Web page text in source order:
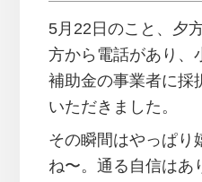
5月22日のこと、夕
方から電話があり、
補助金の事業者に採
いただきました。
その瞬間はやっぱり
ね〜。通る自信はあ